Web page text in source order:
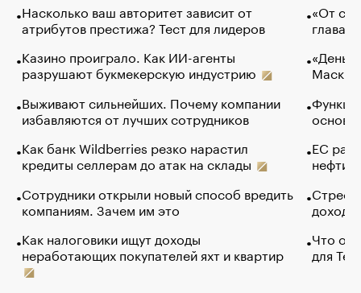
Насколько ваш авторитет зависит от
атрибутов престижа? Тест для лидеров
Казино проиграло. Как ИИ-агенты
разрушают букмекерскую индустрию
Выживают сильнейших. Почему компании
избавляются от лучших сотрудников
Как банк Wildberries резко нарастил
кредиты селлерам до атак на склады
Сотрудники открыли новый способ вредить
компаниям. Зачем им это
Как налоговики ищут доходы
неработающих покупателей яхт и квартир
«От
глава
Маск в
основ
ЕС
нефти
Что
для